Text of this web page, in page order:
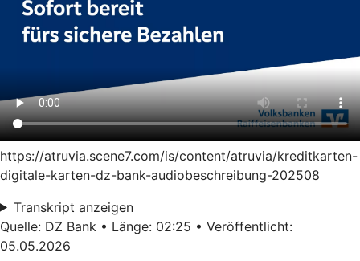
https://atruvia.scene7.com/is/content/atruvia/kreditkarten-
digitale-karten-dz-bank-audiobeschreibung-202508
Transkript anzeigen
Quelle: DZ Bank • Länge: 02:25 • Veröffentlicht:
05.05.2026